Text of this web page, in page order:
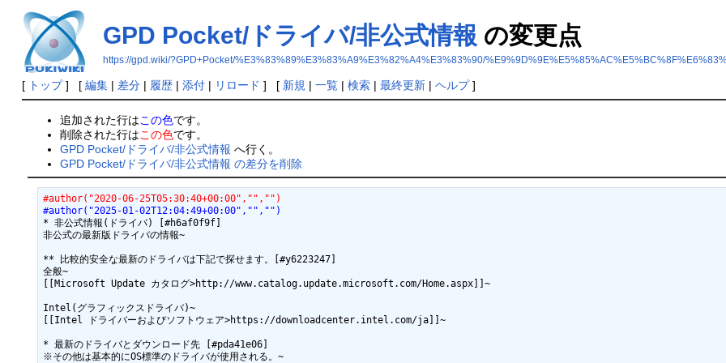
GPD Pocket/ドライバ/非公式情報 の変更点
https://gpd.wiki/?GPD+Pocket/%E3%83%89%E3%83%A9%E3%82%A4%E3%83%90/
[ トップ] [ 編集| 差分| 履歴| 添付| リロード ] [ 新規 | 一覧| 検索| 最終更新| ヘルプ]
追加された行はこの色です。
削除された行はこの色です。
GPD Pocket/ドライバ/非公式情報 へ行く。
GPD Pocket/ドライバ/非公式情報 の差分を削除
#author("2020-06-25T05:30:40+00:00","","")
#author("2025-01-02T12:04:49+00:00","","")
* 非公式情報(ドライバ) [#h6af0f9f]
非公式の最新版ドライバの情報~
** 比較的安全な最新のドライバは下記で探せます。[#y6223247]
全般~
[[Microsoft Update カタログ>http://www.catalog.update.microsoft.com/Home.aspx]]~
Intel(グラフィックスドライバ)~
[[Intel ドライバーおよびソフトウェア>https://downloadcenter.intel.com/ja]]~
* 最新のドライバとダウンロード先 [#pda41e06]
※その他は基本的にOS標準のドライバが使用される。~